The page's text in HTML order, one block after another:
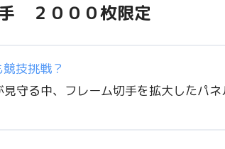
２０００枚限定
守る中、フレーム切手を拡大したパネ